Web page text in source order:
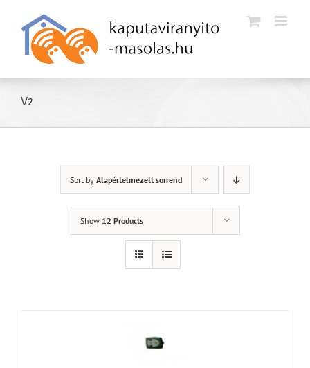
Kihagyás
V2
Sort by Alapértelmezett sorrend
Show 12 Products